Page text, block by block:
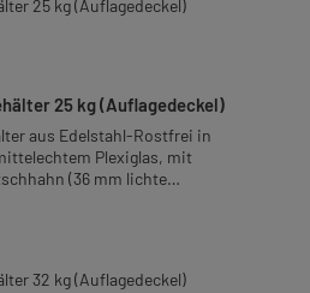
Edelstahl-Rostfrei• Höhe:
25 kg (Auflagedeckel)
aus Edelstahl-Rostfrei in
Plexiglas, mit
(36 mm lichte
einen solchen Abfüllbehälter als